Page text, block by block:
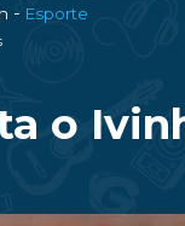
- Esporte
o